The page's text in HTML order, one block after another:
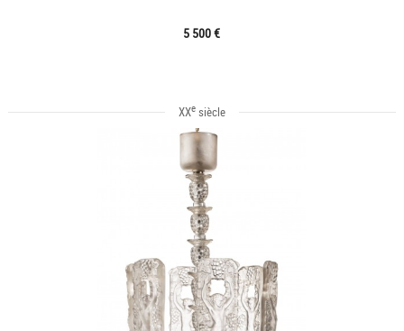
5 500 €
XXesiècle